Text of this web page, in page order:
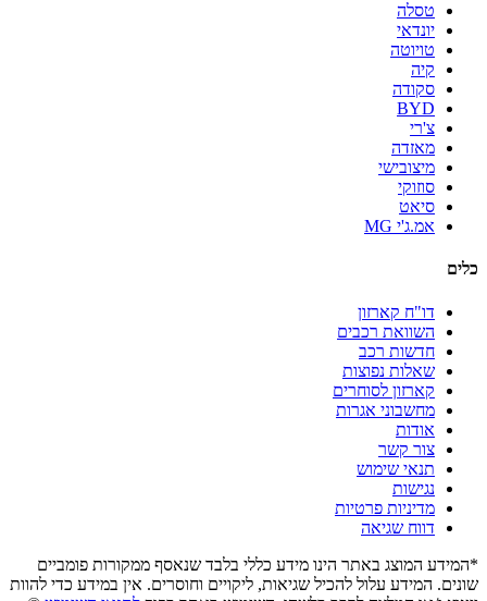
טסלה
יונדאי
טויוטה
קיה
סקודה
BYD
צ'רי
מאזדה
מיצובישי
סוזוקי
סיאט
אמ.ג'י MG
כלים
דו"ח קארזון
השוואת רכבים
חדשות רכב
שאלות נפוצות
קארזון לסוחרים
מחשבוני אגרות
אודות
צור קשר
תנאי שימוש
נגישות
מדיניות פרטיות
דווח שגיאה
*המידע המוצג באתר הינו מידע כללי בלבד שנאסף ממקורות פומביים
שונים. המידע עלול להכיל שגיאות, ליקויים וחוסרים. אין במידע כדי להוות